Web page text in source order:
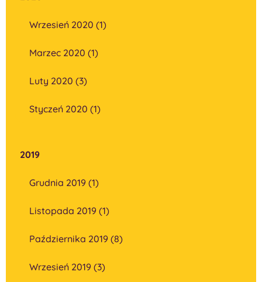
Wrzesień 2020 (1)
Marzec 2020 (1)
Luty 2020 (3)
Styczeń 2020 (1)
2019
Grudnia 2019 (1)
Listopada 2019 (1)
Października 2019 (8)
Wrzesień 2019 (3)